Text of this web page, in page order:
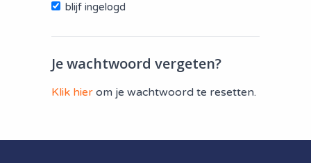
blijf ingelogd
Je wachtwoord vergeten?
Klik hier om je wachtwoord te resetten.